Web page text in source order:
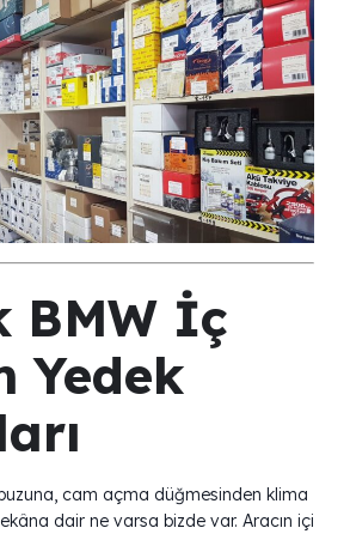
BMW İç
Yedek
cam açma düğmesinden klima
dair ne varsa bizde var. Aracın içi